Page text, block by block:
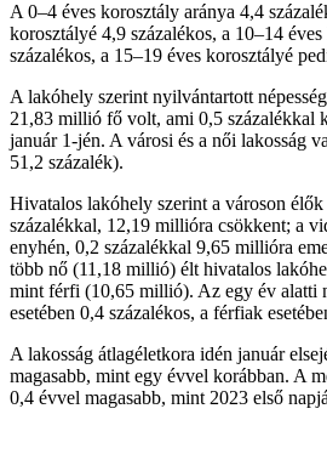
A 0–4 éves korosztály aránya 4,4
korosztályé 4,9 százalékos, a 10–14
százalékos, a 15–19 éves korosztályé
A lakóhely szerint nyilvántartott
21,83 millió fő volt, ami 0,5 százalékkal
január 1-jén. A városi és a női lakosság
51,2 százalék).
Hivatalos lakóhely szerint a városon élők
százalékkal, 12,19 millióra csökkent; a
enyhén, 0,2 százalékkal 9,65 millióra
több nő (11,18 millió) élt hivatalos
mint férfi (10,65 millió). Az egy év alatti
esetében 0,4 százalékos, a férfiak
A lakosság átlagéletkora idén január
magasabb, mint egy évvel korábban. A
0,4 évvel magasabb, mint 2023 első